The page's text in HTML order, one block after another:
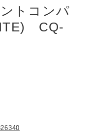
トコンパ
CQ-